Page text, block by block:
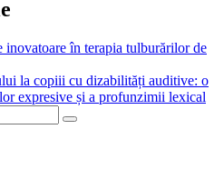
inovatoare în terapia tulburărilor de
la copiii cu dizabilități auditive: o
expresive și a profunzimii lexical